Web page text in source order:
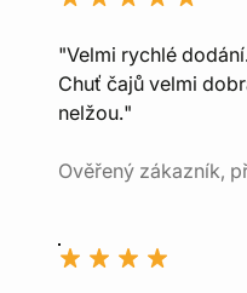
"Velmi rychlé
Chuť čajů velmi
nelžou."
Ověřený zákazník,